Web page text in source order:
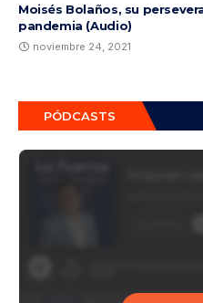
Moisés Bolaños, su
pandemia (Audio)
noviembre 24, 2021
PÓDCASTS